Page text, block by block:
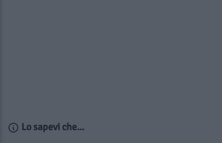
Lo sapevi che...